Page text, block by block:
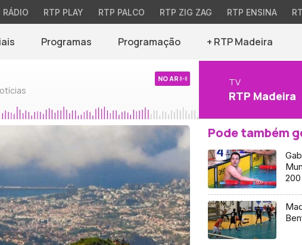
RÁDIO RTP PLAY RTP PALCO RTP ZIG ZAG RTP ENSINA
Programas Programação + RTP Madeira
NO AR TV
RTP Madeira
Pode também